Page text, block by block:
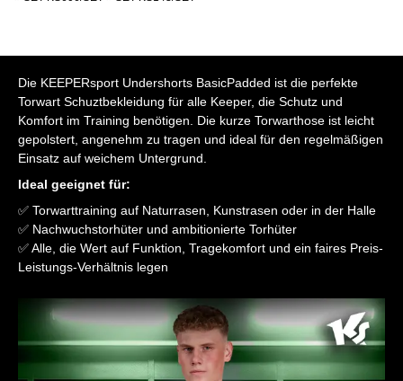
Die KEEPERsport Undershorts BasicPadded ist die perfekte
Torwart Schuztbekleidung für alle Keeper, die Schutz und
Komfort im Training benötigen. Die kurze Torwarthose ist leicht
gepolstert, angenehm zu tragen und ideal für den regelmäßigen
Einsatz auf weichem Untergrund.
Ideal geeignet für:
✅ Torwarttraining auf Naturrasen, Kunstrasen oder in der Halle
✅ Nachwuchstorhüter und ambitionierte Torhüter
✅ Alle, die Wert auf Funktion, Tragekomfort und ein faires Preis-
Leistungs-Verhältnis legen